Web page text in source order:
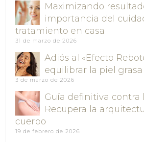
Maximizando
importancia del
tratamiento en casa
31 de marzo de 2026
Adiós al «Efecto
equilibrar la piel
3 de marzo de 2026
Guía definitiva contra
Recupera la
cuerpo
19 de febrero de 2026